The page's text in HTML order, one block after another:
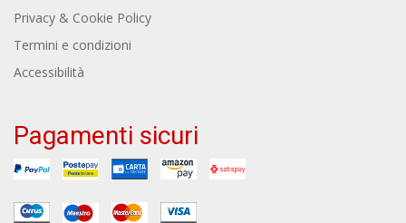
Privacy & Cookie Policy
Termini e condizioni
Accessibilità
Pagamenti sicuri